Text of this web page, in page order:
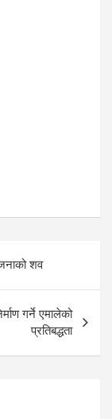
शव
गर्ने एमालेको
प्रतिबद्धता